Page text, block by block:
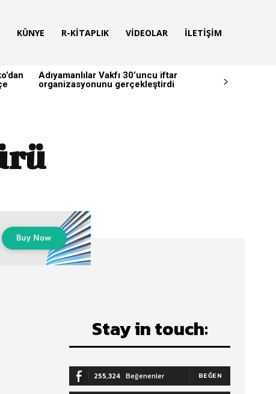
KÜNYE R-KITAPLIK VIDEOLAR İLETIŞIM
Adıyamanlılar Vakfı 30’uncu iftar
organizasyonunu gerçekleştirdi
Stay in touch:
255,324 Beğenenler BEĞEN